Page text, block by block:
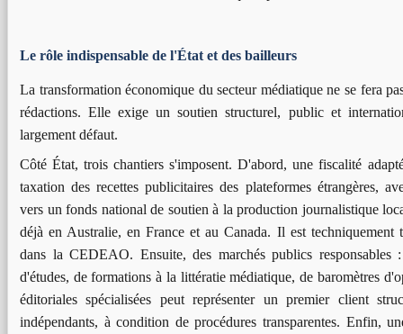
Le rôle indispensable de l'État et des bailleurs
La transformation économique du secteur médiatique ne se fera
rédactions. Elle exige un soutien structurel, public et
largement défaut.
Côté État, trois chantiers s'imposent. D'abord, une fiscalité
taxation des recettes publicitaires des plateformes étrangères,
vers un fonds national de soutien à la production journalistique
déjà en Australie, en France et au Canada. Il est techniquement
dans la CEDEAO. Ensuite, des marchés publics responsables
d'études, de formations à la littératie médiatique, de baromètres
éditoriales spécialisées peut représenter un premier client
indépendants, à condition de procédures transparentes. Enfin,